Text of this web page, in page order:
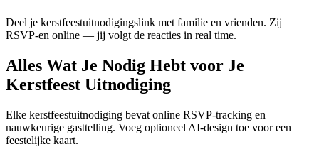
Deel je kerstfeestuitnodigingslink met familie en vrienden. Zij
RSVP-en online — jij volgt de reacties in real time.
Alles Wat Je Nodig Hebt voor Je
Kerstfeest Uitnodiging
Elke kerstfeestuitnodiging bevat online RSVP-tracking en
nauwkeurige gasttelling. Voeg optioneel AI-design toe voor een
feestelijke kaart.